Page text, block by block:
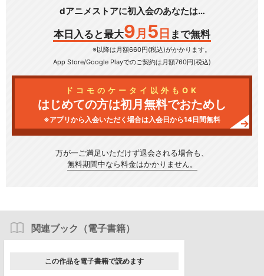
dアニメストアに初入会のあなたは…
本日入ると最大9 月 5 日 まで無料
※以降は月額660円(税込)がかかります。
App Store/Google Playでのご契約は月額760円(税込)
ドコモのケータイ以外もOK
はじめての方は初月無料でおためし
※アプリから入会いただく場合は入会日から14日間無料
万が一ご満足いただけず退会される場合も、
無料期間中なら料金はかかりません。
関連ブック（電子書籍）
この作品を電子書籍で読めます